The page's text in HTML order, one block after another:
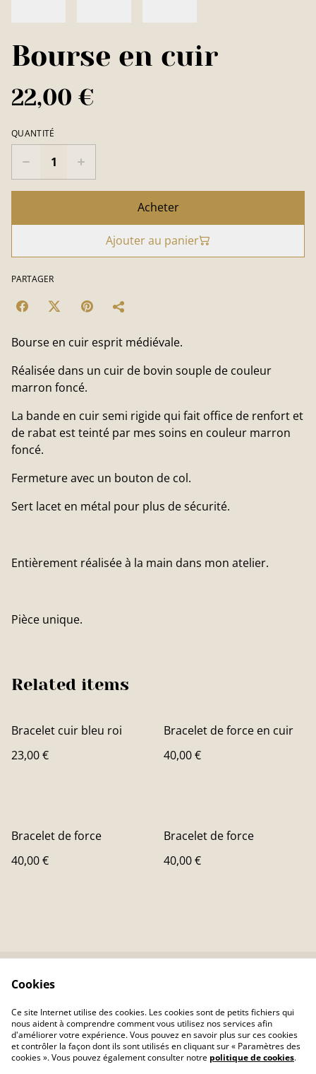
Bourse en cuir
22,00 €
QUANTITÉ
Acheter
Ajouter au panier
PARTAGER
Bourse en cuir esprit médiévale.
Réalisée dans un cuir de bovin souple de couleur
marron foncé.
La bande en cuir semi rigide qui fait office de renfort et
de rabat est teinté par mes soins en couleur marron
foncé.
Fermeture avec un bouton de col.
Sert lacet en métal pour plus de sécurité.
Entièrement réalisée à la main dans mon atelier.
Pièce unique.
Related items
Bracelet cuir bleu roi
23,00 €
Bracelet de force en cuir
40,00 €
Bracelet de force
40,00 €
Bracelet de force
40,00 €
Politique de
confidentialité
Politique de cookies
Cookies
Ce site Internet utilise des cookies. Les cookies sont de petits fichiers qui
nous aident à comprendre comment vous utilisez nos services afin
d'améliorer votre expérience. Vous pouvez en savoir plus sur ces cookies
et contrôler la façon dont ils sont utilisés en cliquant sur « Paramètres des
cookies ». Vous pouvez également consulter notre politique de cookies.